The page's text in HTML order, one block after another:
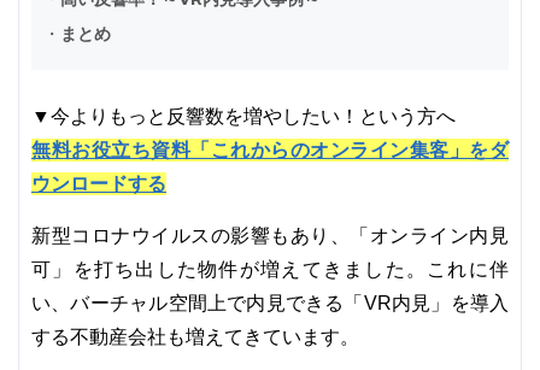
・ まとめ
▼今よりもっと反響数を増やしたい！という方へ
無料お役立ち資料「これからのオンライン集客」をダ
ウンロードする
新型コロナウイルスの影響もあり、「オンライン内見
可」を打ち出した物件が増えてきました。これに伴
い、バーチャル空間上で内見できる「VR内見」を導入
する不動産会社も増えてきています。